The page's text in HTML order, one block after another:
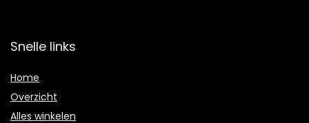
Snelle links
Home
Overzicht
Alles winkelen